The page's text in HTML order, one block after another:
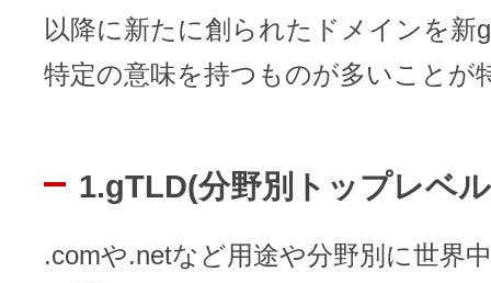
以降に新たに創られたドメインを新
特定の意味を持つものが多いことが
1.gTLD(分野別トップレベ
.comや.netなど用途や分野別に世界